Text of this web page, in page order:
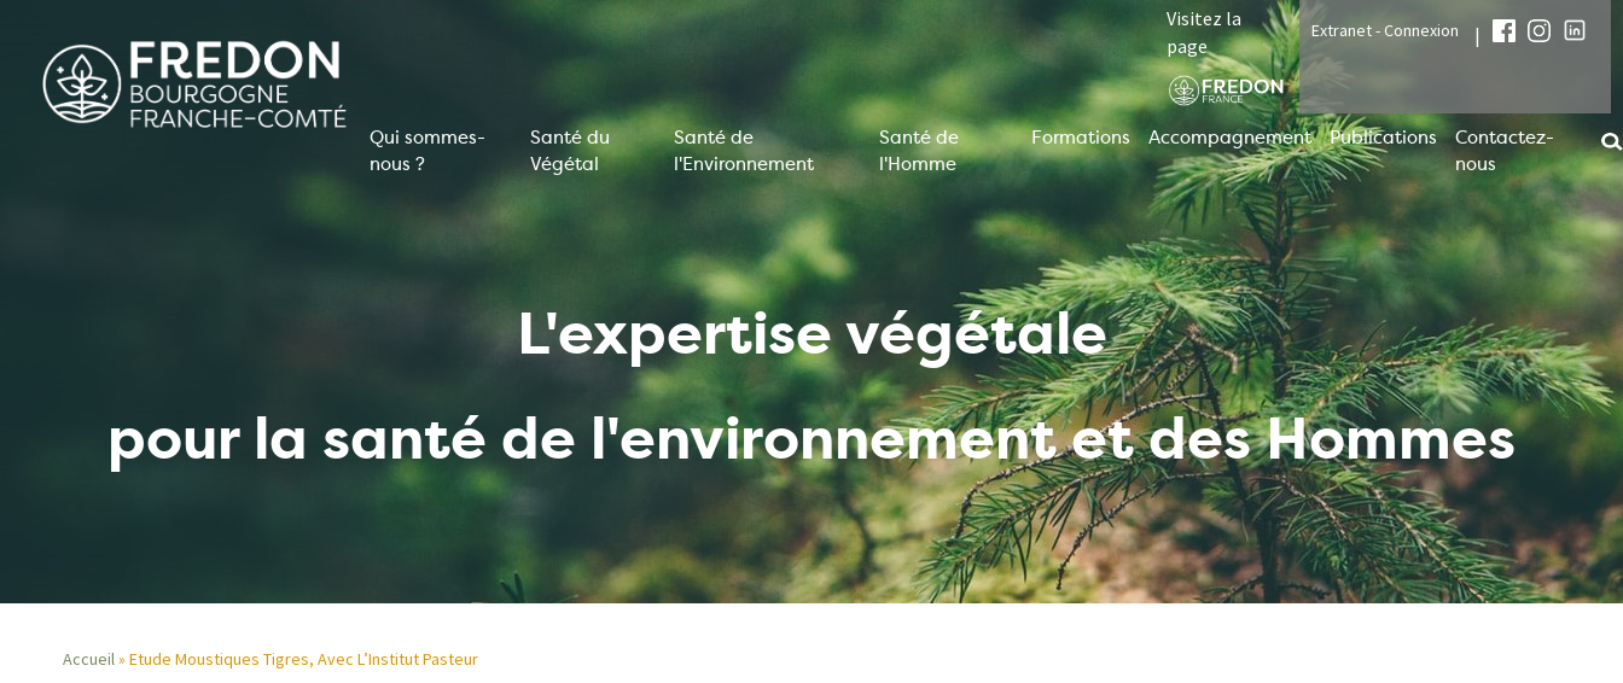
contenu
principal
Visitez la
page
Extranet - Connexion |
Navigation
principale
Qui sommes-
nous ?
Santé du
Végétal
Santé de
l'Environnement
Santé de
l'Homme
Formations Accompagnement Publications
Contactez-
nous
L'expertise végétale
pour la santé de l'environnement et des Hommes
Accueil Etude Moustiques Tigres, Avec L’Institut Pasteur